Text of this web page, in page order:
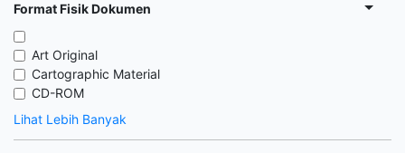
Format Fisik Dokumen
Art Original
Cartographic Material
CD-ROM
Lihat Lebih Banyak